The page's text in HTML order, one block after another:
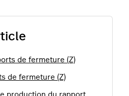
de fermeture (Z)
de fermeture (Z)